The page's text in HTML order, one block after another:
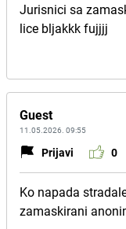
Jurisnici sa
lice bljakkk fujjjj
Guest
11.05.2026. 09:55
Prijavi 0
Ko napada
zamaskirani